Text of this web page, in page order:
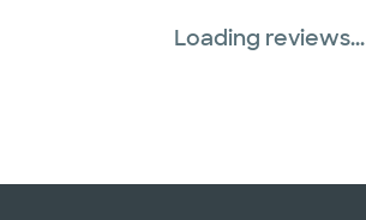
Loading reviews...